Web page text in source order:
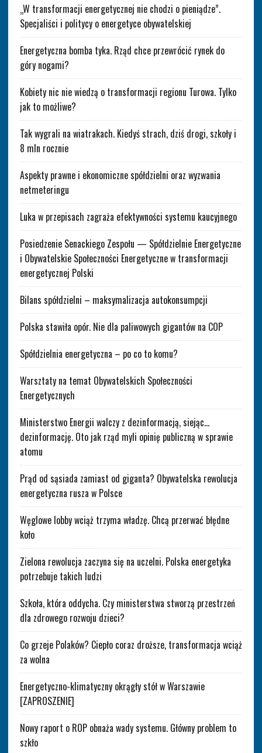
„W transformacji energetycznej nie chodzi o pieniądze”.
Specjaliści i politycy o energetyce obywatelskiej
Energetyczna bomba tyka. Rząd chce przewrócić rynek do
góry nogami?
Kobiety nic nie wiedzą o transformacji regionu Turowa. Tylko
jak to możliwe?
Tak wygrali na wiatrakach. Kiedyś strach, dziś drogi, szkoły i
8 mln rocznie
Aspekty prawne i ekonomiczne spółdzielni oraz wyzwania
netmeteringu
Luka w przepisach zagraża efektywności systemu kaucyjnego
Posiedzenie Senackiego Zespołu — Spółdzielnie Energetyczne
i Obywatelskie Społeczności Energetyczne w transformacji
energetycznej Polski
Bilans spółdzielni – maksymalizacja autokonsumpcji
Polska stawiła opór. Nie dla paliwowych gigantów na COP
Spółdzielnia energetyczna – po co to komu?
Warsztaty na temat Obywatelskich Społeczności
Energetycznych
Ministerstwo Energii walczy z dezinformacją, siejąc…
dezinformację. Oto jak rząd myli opinię publiczną w sprawie
atomu
Prąd od sąsiada zamiast od giganta? Obywatelska rewolucja
energetyczna rusza w Polsce
Węglowe lobby wciąż trzyma władzę. Chcą przerwać błędne
koło
Zielona rewolucja zaczyna się na uczelni. Polska energetyka
potrzebuje takich ludzi
Szkoła, która oddycha. Czy ministerstwa stworzą przestrzeń
dla zdrowego rozwoju dzieci?
Co grzeje Polaków? Ciepło coraz droższe, transformacja wciąż
za wolna
Energetyczno-klimatyczny okrągły stół w Warszawie
[ZAPROSZENIE]
Nowy raport o ROP obnaża wady systemu. Główny problem to
szkło